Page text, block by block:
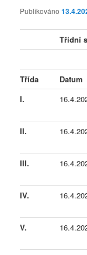
Publikováno
Třídní
Třída
Datum
I.
II.
III.
IV.
V.